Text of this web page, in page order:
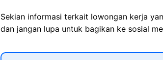
Sekian informasi terkait lowongan kerja
dan jangan lupa untuk bagikan ke sosial